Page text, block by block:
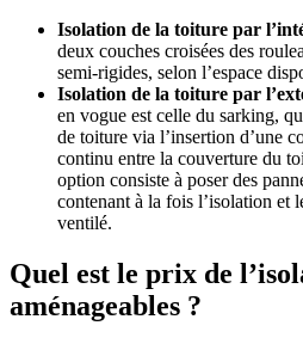
Isolation de la toiture par
deux couches croisées des
semi-rigides, selon l’espace
Isolation de la toiture par
en vogue est celle du sarking,
de toiture via l’insertion d’une
continu entre la couverture du
option consiste à poser des
contenant à la fois l’isolation et
ventilé.
Quel est le prix de
aménageables ?